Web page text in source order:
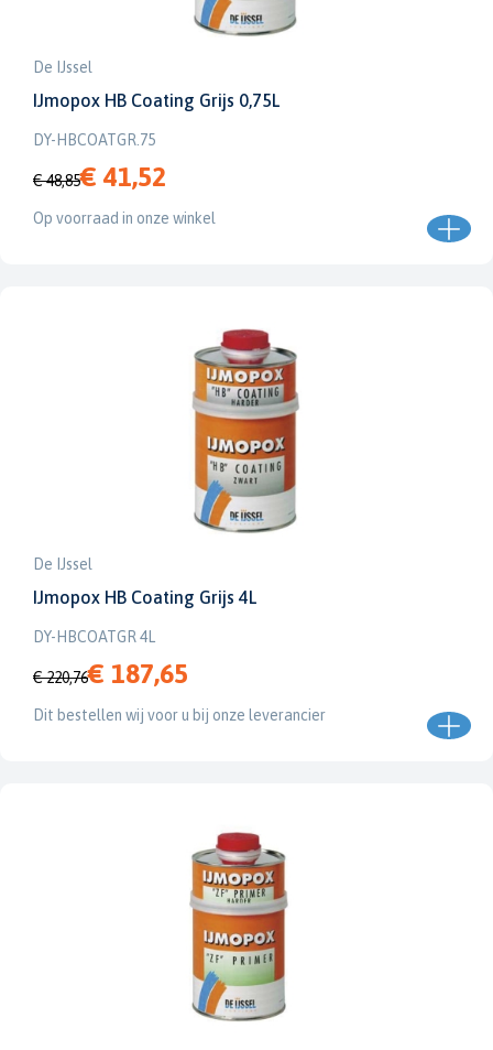
De IJssel
IJmopox HB Coating Grijs 0,75L
DY-HBCOATGR.75
€ 48,85€ 41,52
Op voorraad in onze winkel
De IJssel
IJmopox HB Coating Grijs 4L
DY-HBCOATGR 4L
€ 220,76€ 187,65
Dit bestellen wij voor u bij onze leverancier